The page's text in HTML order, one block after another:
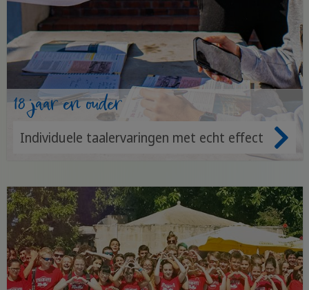
18 jaar en ouder
Individuele taalervaringen met echt effect